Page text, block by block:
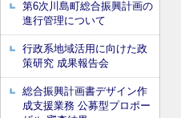
第6次川島町総合振興計画の
進行管理について
行政系地域活用に向けた政
策研究 成果報告会
総合振興計画書デザイン作
成支援業務 公募型プロポー